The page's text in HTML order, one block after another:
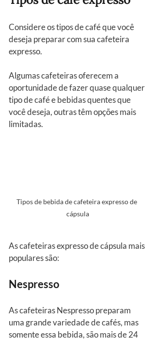
Considere os tipos de café que você
deseja preparar com sua cafeteira
expresso.
Algumas cafeteiras oferecem a
oportunidade de fazer quase qualquer
tipo de café e bebidas quentes que
você deseja, outras têm opções mais
limitadas.
Tipos de bebida de cafeteira expresso de
cápsula
As cafeteiras expresso de cápsula mais
populares são:
Nespresso
As cafeteiras Nespresso preparam
uma grande variedade de cafés, mas
somente essa bebida, são mais de 24